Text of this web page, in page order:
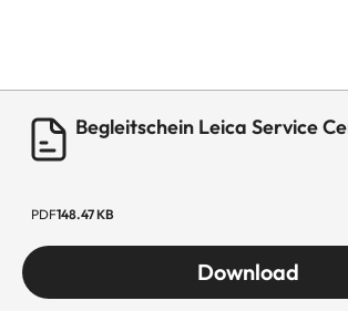
Begleitschein Leica Service
PDF148.47 KB
Download